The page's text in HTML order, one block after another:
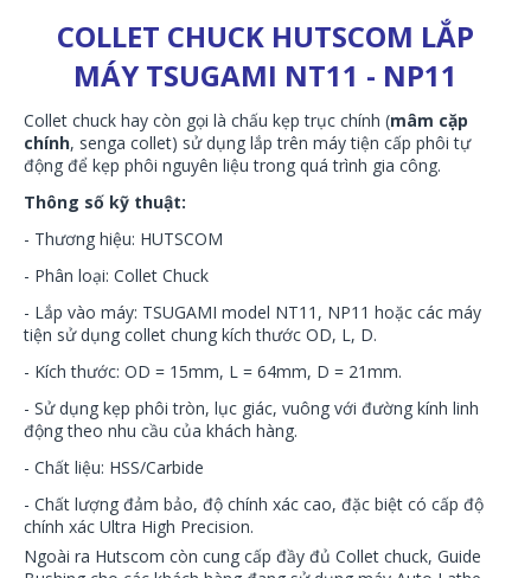
COLLET CHUCK HUTSCOM LẮP
MÁY TSUGAMI NT11 - NP11
Collet chuck hay còn gọi là chấu kẹp trục chính (mâm cặp
chính, senga collet) sử dụng lắp trên máy tiện cấp phôi tự
động để kẹp phôi nguyên liệu trong quá trình gia công.
Thông số kỹ thuật:
- Thương hiệu: HUTSCOM
- Phân loại: Collet Chuck
- Lắp vào máy: TSUGAMI model NT11, NP11 hoặc các máy
tiện sử dụng collet chung kích thước OD, L, D.
- Kích thước: OD = 15mm, L = 64mm, D = 21mm.
- Sử dụng kẹp phôi tròn, lục giác, vuông với đường kính linh
động theo nhu cầu của khách hàng.
- Chất liệu: HSS/Carbide
- Chất lượng đảm bảo, độ chính xác cao, đặc biệt có cấp độ
chính xác Ultra High Precision.
Ngoài ra Hutscom còn cung cấp đầy đủ Collet chuck, Guide